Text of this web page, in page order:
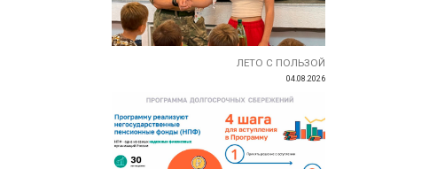
ЛЕТО С ПОЛЬЗОЙ
04.08.2026